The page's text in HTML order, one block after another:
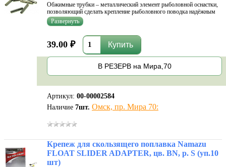
Обжимные трубки – металлический элемент рыболовной оснастки,
позволяющий сделать крепление рыболовного поводка надёжным
без использования узлов – как известно, они существенно
уменьшают прочность монофильной лески. Диаметр трубки должен
39.00 ₽
В РЕЗЕРВ на Мира,70
Артикул: 00-00002584
Наличие 7шт. Омск, пр. Мира 70:
Крепеж для скользящего поплавка Namazu
FLOAT SLIDER ADAPTER, цв. BN, р. S (уп.10
шт)